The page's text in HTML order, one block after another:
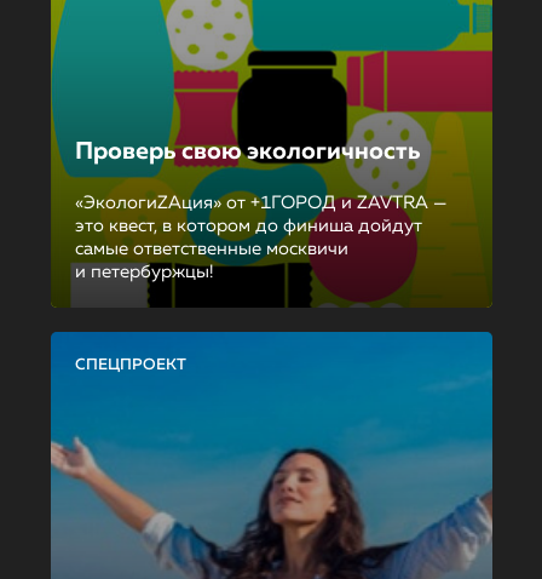
Проверь свою экологичность
«ЭкологиZAция» от +1ГОРОД и ZAVTRA —
это квест, в котором до финиша дойдут
самые ответственные москвичи
и петербуржцы!
СПЕЦПРОЕКТ